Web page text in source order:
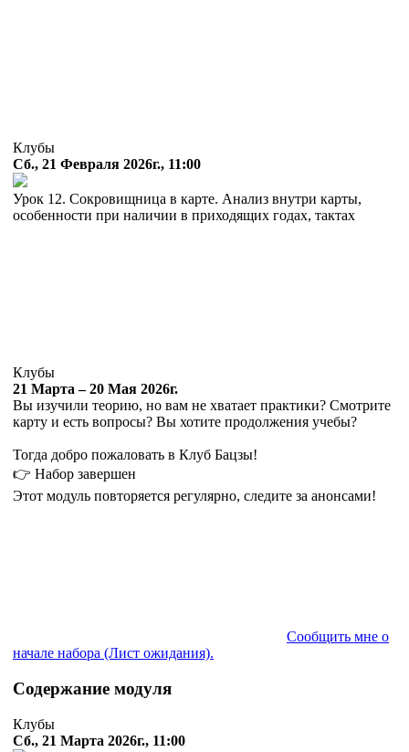
Клубы
Сб., 21 Февраля 2026г., 11:00
Урок 12. Сокровищница в карте. Анализ внутри карты,
особенности при наличии в приходящих годах, тактах
Клубы
21 Марта – 20 Мая 2026г.
Вы изучили теорию, но вам не хватает практики? Смотрите
карту и есть вопросы? Вы хотите продолжения учебы?
Тогда добро пожаловать в Клуб Бацзы!
👉 Набор завершен
Этот модуль повторяется регулярно, следите за анонсами!
Сообщить мне о
начале набора (Лист ожидания).
Содержание модуля
Клубы
Сб., 21 Марта 2026г., 11:00